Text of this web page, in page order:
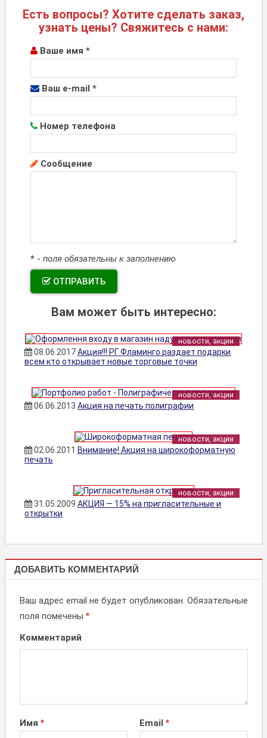
Есть вопросы? Хотите сделать заказ,
узнать цены? Свяжитесь с нами:
Ваше имя *
Ваш e-mail *
Номер телефона
Сообщение
* - поля обязательны к заполнению
ОТПРАВИТЬ
Вам может быть интересно:
новости, акции
08.06.2017Акция!!! РГ Фламинго раздает подарки
всем кто открывает новые торговые точки
новости, акции
06.06.2013 Акция на печать полиграфии
новости, акции
02.06.2011 Внимание! Акция на широкоформатную
печать
новости, акции
31.05.2009 АКЦИЯ — 15% на пригласительные и
открытки
НОВОСТИ,
АКЦИИ
ДОБАВИТЬ КОММЕНТАРИЙ
Ваш адрес email не будет опубликован. Обязательные
поля помечены *
Комментарий
Имя * Email *